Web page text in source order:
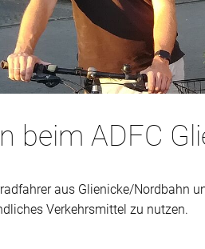
beim ADFC
aus Glienicke/Nordbahn
Verkehrsmittel zu nutzen.